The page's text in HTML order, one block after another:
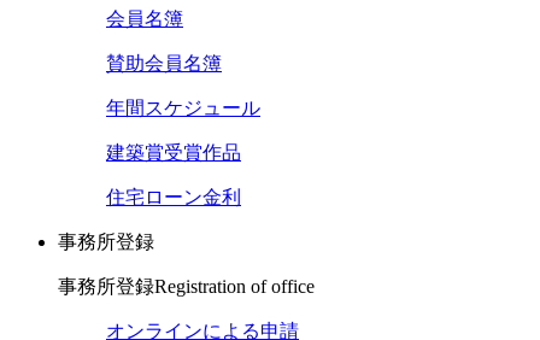
会員名簿
賛助会員名簿
年間スケジュール
建築賞受賞作品
住宅ローン金利
事務所登録
事務所登録Registration of office
オンラインによる申請